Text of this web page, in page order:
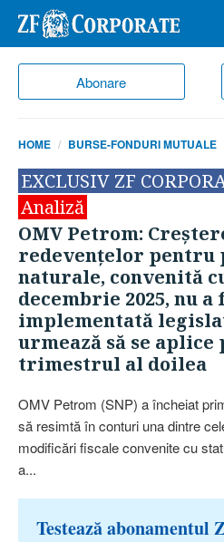
Abonare
HOME BURSE-FONDURI MUTUALE
EXCLUSIV ZF
Analiză
OMV Petrom:
redevenţelor pentru
naturale, convenită
decembrie 2025, nu a
implementată
urmează să se
trimestrul al doilea
OMV Petrom (SNP) a încheiat
să resimtă în conturi una dintre
modificări fiscale convenite cu
a...
Testează abonamentul